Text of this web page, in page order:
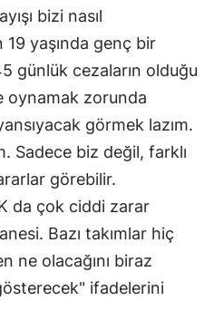
Ardahan
Iğdır
Karabük
Kilis
Osmaniye
Düzce
bizi nasıl
19 yaşında genç bir
günlük cezaların olduğu
oynamak zorunda
görmek lazım.
Sadece biz değil, farklı
görebilir.
da çok ciddi zarar
Bazı takımlar hiç
ne olacağını biraz
ifadelerini